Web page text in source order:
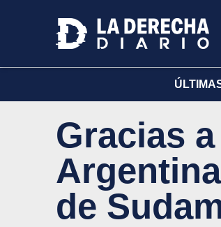
Gracias
de